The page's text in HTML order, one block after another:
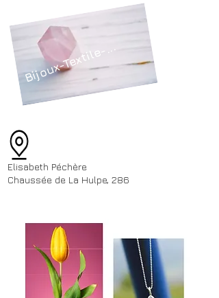
Bijoux-Textile-...
Elisabeth Péchère
Chaussée de La Hulpe, 286